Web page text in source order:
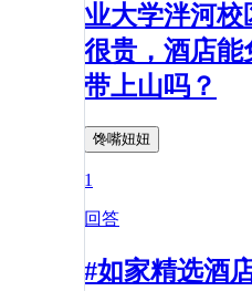
业大学泮河校
很贵，酒店
带上山吗？
馋嘴妞妞
1
回答
#如家精选酒